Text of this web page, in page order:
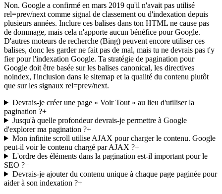
Non. Google a confirmé en mars 2019 qu'il n'avait pas utilisé
rel=prev/next comme signal de classement ou d'indexation depuis
plusieurs années. Inclure ces balises dans ton HTML ne cause pas
de dommage, mais cela n'apporte aucun bénéfice pour Google.
D'autres moteurs de recherche (Bing) peuvent encore utiliser ces
balises, donc les garder ne fait pas de mal, mais tu ne devrais pas t'y
fier pour l'indexation Google. Ta stratégie de pagination pour
Google doit être basée sur les balises canonical, les directives
noindex, l'inclusion dans le sitemap et la qualité du contenu plutôt
que sur les signaux rel=prev/next.
Devrais-je créer une page « Voir Tout » au lieu d'utiliser la
pagination ?+
Jusqu'à quelle profondeur devrais-je permettre à Google
d'explorer ma pagination ?+
Mon infinite scroll utilise AJAX pour charger le contenu. Google
peut-il voir le contenu chargé par AJAX ?+
L'ordre des éléments dans la pagination est-il important pour le
SEO ?+
Devrais-je ajouter du contenu unique à chaque page paginée pour
aider à son indexation ?+